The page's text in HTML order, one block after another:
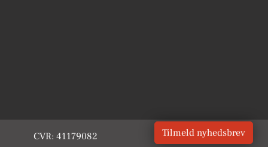
CVR: 41179082 Tilmeld nyhedsbrev